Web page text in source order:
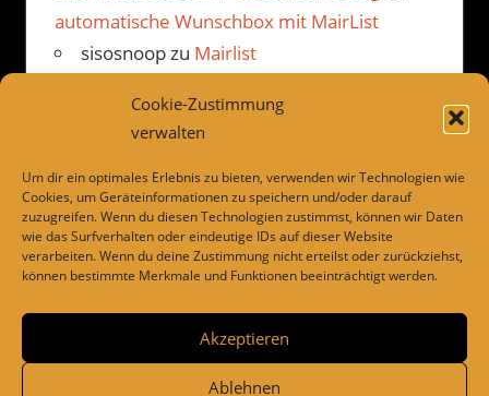
Cookie-Zustimmung
verwalten
Um dir ein optimales Erlebnis zu bieten, verwenden wir Technologien wie
Cookies, um Geräteinformationen zu speichern und/oder darauf
zuzugreifen. Wenn du diesen Technologien zustimmst, können wir Daten
wie das Surfverhalten oder eindeutige IDs auf dieser Website
verarbeiten. Wenn du deine Zustimmung nicht erteilst oder zurückziehst,
können bestimmte Merkmale und Funktionen beeinträchtigt werden.
Akzeptieren
Ablehnen
automatische Wunschbox mit MairList
sisosnoopzu Mairlist
Mairlist Kommentarbetrachter
LINKS
Drivesnapshot